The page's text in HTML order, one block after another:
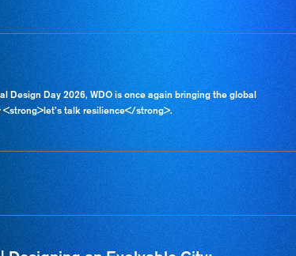
Design Day 2026, WDO is once again bringing the global
talk resilience</strong>.